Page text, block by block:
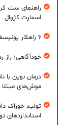
راهنمای ست
اسمارت کژوال
۶ راهکار یونیسف برای پرورش عادت‌های غذایی سالم در کودکان
خودآگاهی؛
موش‌های مبتلا
تولید خوراک
استانداردهای